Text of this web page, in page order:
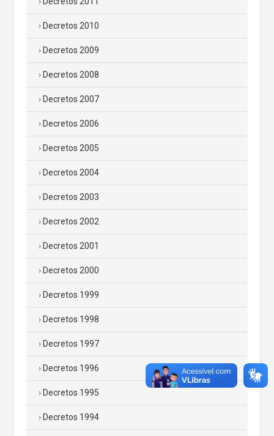
Decretos 2010
Decretos 2009
Decretos 2008
Decretos 2007
Decretos 2006
Decretos 2005
Decretos 2004
Decretos 2003
Decretos 2002
Decretos 2001
Decretos 2000
Decretos 1999
Decretos 1998
Decretos 1997
Decretos 1996
Decretos 1995
Decretos 1994